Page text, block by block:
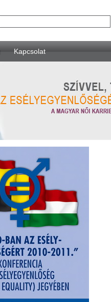
Kapcsolat